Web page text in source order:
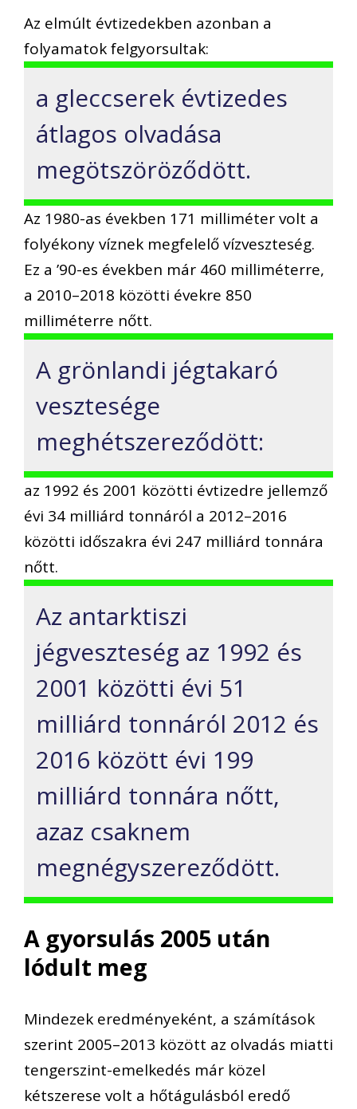
Az elmúlt évtizedekben azonban a
folyamatok felgyorsultak:
a gleccserek évtizedes
átlagos olvadása
megötszöröződött.
Az 1980-as években 171 milliméter volt a
folyékony víznek megfelelő vízveszteség.
Ez a ’90-es években már 460 milliméterre,
a 2010–2018 közötti évekre 850
milliméterre nőtt.
A grönlandi jégtakaró
vesztesége
meghétszereződött:
az 1992 és 2001 közötti évtizedre jellemző
évi 34 milliárd tonnáról a 2012–2016
közötti időszakra évi 247 milliárd tonnára
nőtt.
Az antarktiszi
jégveszteség az 1992 és
2001 közötti évi 51
milliárd tonnáról 2012 és
2016 között évi 199
milliárd tonnára nőtt,
azaz csaknem
megnégyszereződött.
A gyorsulás 2005 után
lódult meg
Mindezek eredményeként, a számítások
szerint 2005–2013 között az olvadás miatti
tengerszint-emelkedés már közel
kétszerese volt a hőtágulásból eredő